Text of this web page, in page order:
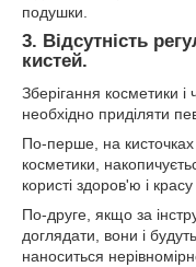
подушки.
3. Відсутність
кистей.
Зберігання косметики
необхідно приділяти
По-перше, на кисточках
косметики,
користі здоров'ю і
По-друге, якщо за
доглядати, вони і
наноситься